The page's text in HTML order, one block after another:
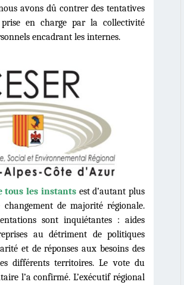
avons dû contrer des tentatives
en charge par la collectivité
encadrant les internes.
tous les instantsest d’autant plus
de majorité régionale.
sont inquiétantes : aides
au détriment de politiques
et de réponses aux besoins des
différents territoires. Le vote du
l’a confirmé. L’exécutif régional